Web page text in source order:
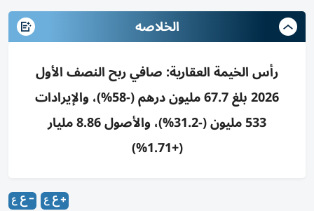
الخلاصه
رأس الخيمة العقارية: صافي ربح النصف الأول
2026 بلغ 67.7 مليون درهم (-58%)، والإيرادات
533 مليون (-31.2%)، والأصول 8.86 مليار
(+1.71%)